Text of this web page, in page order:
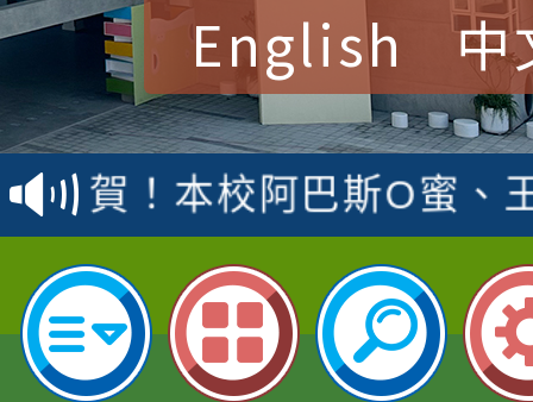
English 中
賀！本校參加桃園市中
賽 洪綺君教師榮獲社
名
賀！本校阿巴斯O蜜、
倩參加桃園市科展 國
名 指導老師王老師、
賀！本校四年二班張O
園市英語競賽國小朗讀
指導老師林老師
賀！本校參加桃園市中
賽 劉文瑛教師榮獲教
賀！本校參與2026世